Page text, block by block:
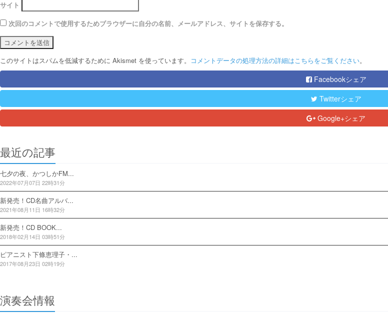
サイト
次回のコメントで使用するためブラウザーに自分の名前、メールアドレス、サイトを保存する。
このサイトはスパムを低減するために Akismet を使っています。 コメントデータの処理方法の詳細はこちらをご覧ください。
Facebookシェア
Twitterシェア
Google+シェア
最近の記事
七夕の夜、かつしかFM...
2022年07月07日 22時31分
新発売！CD名曲アルバ...
2021年08月11日 16時32分
新発売！CD BOOK...
2018年02月14日 03時51分
ピアニスト下條恵理子・...
2017年08月23日 02時19分
演奏会情報